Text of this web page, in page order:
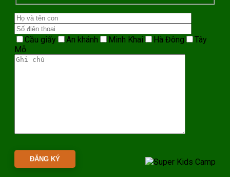
Cầu giấy An khánh Minh Khai Hà Đông
Tây
Mỗ